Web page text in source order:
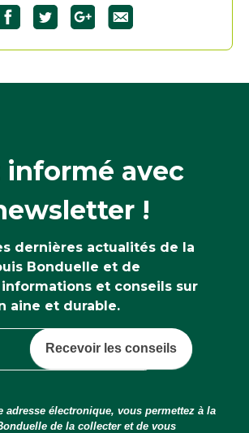
PartagezPartagezPartagez
informé avec
!
dernières actualités de la
Bonduelle et de
et conseils sur
aine et durable.
Recevoir les conseils
adresse électronique, vous permettez à la
de la collecter et de vous